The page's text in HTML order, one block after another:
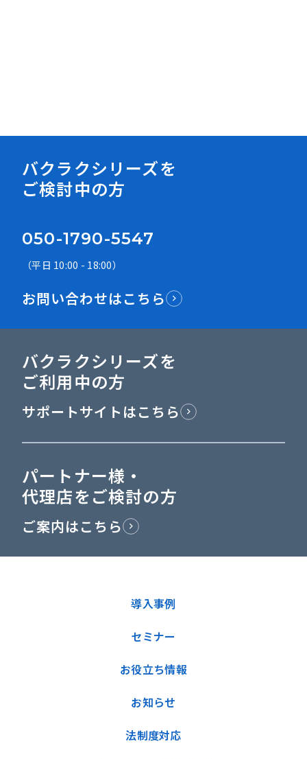
バクラクシリーズを
ご検討中の方
050-1790-5547
（平日 10:00 - 18:00）
お問い合わせはこちら
バクラクシリーズを
ご利用中の方
サポートサイトはこちら
パートナー様・
代理店をご検討の方
ご案内はこちら
導入事例
セミナー
お役立ち情報
お知らせ
法制度対応